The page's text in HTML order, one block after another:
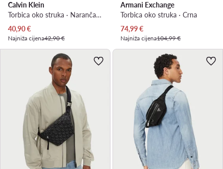
Calvin Klein
Torbica oko struka · Narančasta
Trenutna cijena
40,90€
Najniža cijena42,90 €
Armani Exchange
Torbica oko struka · Crna
Trenutna cijena
74,99€
Najniža cijena104,99 €